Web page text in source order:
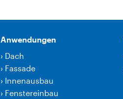
Anwendungen
› Dach
› Fassade
› Innenausbau
› Fenstereinbau